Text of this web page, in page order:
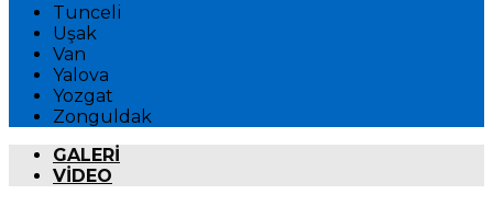
Tunceli
Uşak
Van
Yalova
Yozgat
Zonguldak
GALERİ
VİDEO